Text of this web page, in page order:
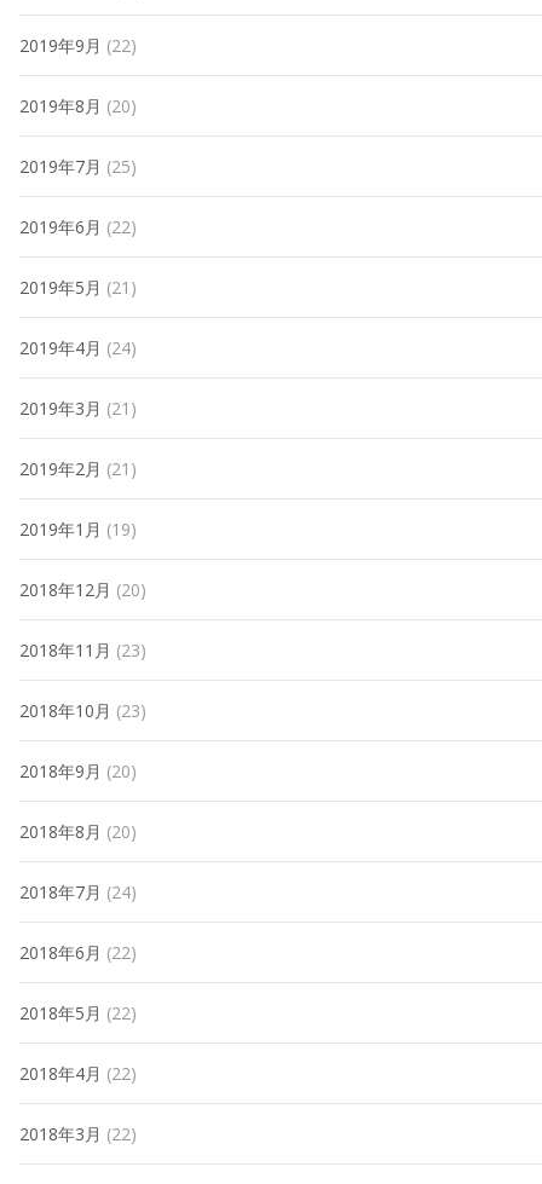
2019年9月 (22)
2019年8月 (20)
2019年7月 (25)
2019年6月 (22)
2019年5月 (21)
2019年4月 (24)
2019年3月 (21)
2019年2月 (21)
2019年1月 (19)
2018年12月 (20)
2018年11月 (23)
2018年10月 (23)
2018年9月 (20)
2018年8月 (20)
2018年7月 (24)
2018年6月 (22)
2018年5月 (22)
2018年4月 (22)
2018年3月 (22)